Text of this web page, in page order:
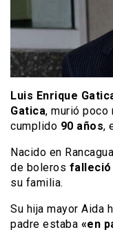
Luis Enrique
Gatica, murió poco
cumplido 90 años,
Nacido en
de boleros falleció
su familia.
Su hija mayor Aida
padre estaba «en